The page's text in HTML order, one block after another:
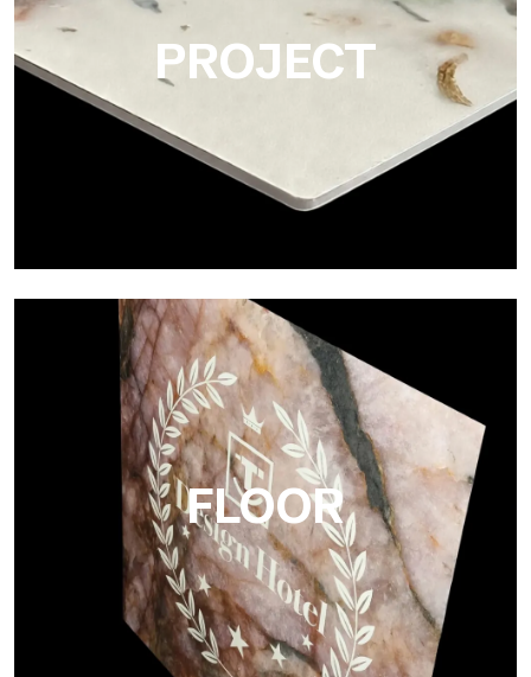
PROJECT
Project
Ultralight Project es un panel de aluminio compuesto de 3 mm
FLOOR